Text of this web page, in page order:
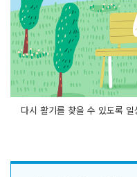
다시 활기를 찾을 수 있도록